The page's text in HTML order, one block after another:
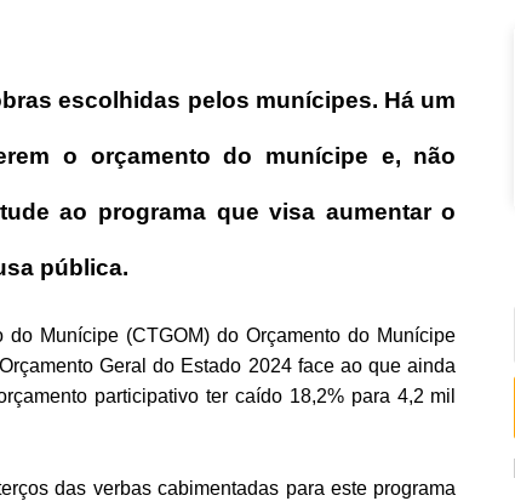
escolhidas pelos munícipes. Há um
o orçamento do munícipe e, não
ao programa que visa aumentar o
pública.
Munícipe (CTGOM) do Orçamento do Munícipe
Geral do Estado 2024 face ao que ainda
participativo ter caído 18,2% para 4,2 mil
das verbas cabimentadas para este programa